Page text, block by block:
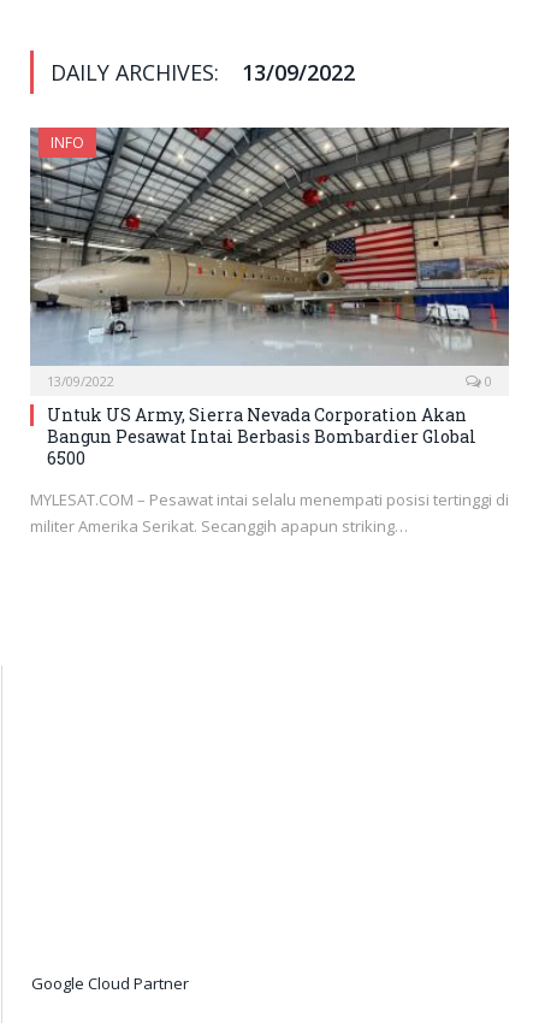
DAILY ARCHIVES: 13/09/2022
INFO
13/09/2022 0
Untuk US Army, Sierra Nevada Corporation Akan
Bangun Pesawat Intai Berbasis Bombardier Global
6500
MYLESAT.COM – Pesawat intai selalu menempati posisi tertinggi di
militer Amerika Serikat. Secanggih apapun striking…
Google Cloud Partner